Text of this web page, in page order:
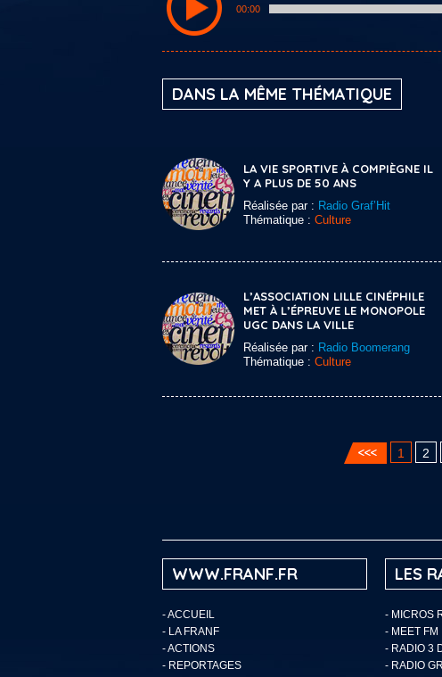
00:00
DANS LA MÊME THÉMATIQUE
LA VIE SPORTIVE À COMPIÈGNE IL
Y A PLUS DE 50 ANS
Réalisée par : Radio Graf’Hit
Thématique : Culture
L’ASSOCIATION LILLE CINÉPHILE
MET À L’ÉPREUVE LE MONOPOLE
UGC DANS LA VILLE
Réalisée par : Radio Boomerang
Thématique : Culture
1 2
WWW.FRANF.FR
-ACCUEIL
- LA FRANF
-ACTIONS
- REPORTAGES
LES
- MICROS
- MEET FM
- RADIO 3
- RADIO